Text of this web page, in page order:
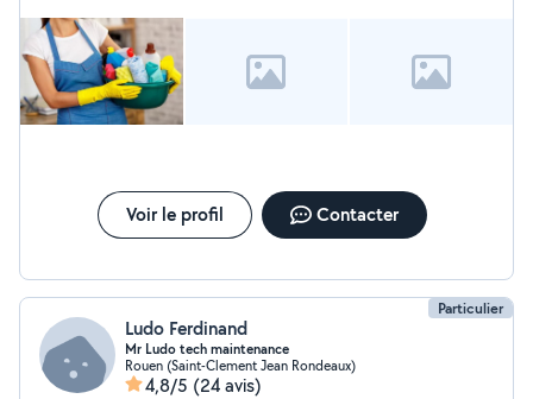
Voir le profil Contacter
Particulier
Ludo Ferdinand
Mr Ludo tech maintenance
Rouen (Saint-Clement Jean Rondeaux)
4,8/5 (24 avis)